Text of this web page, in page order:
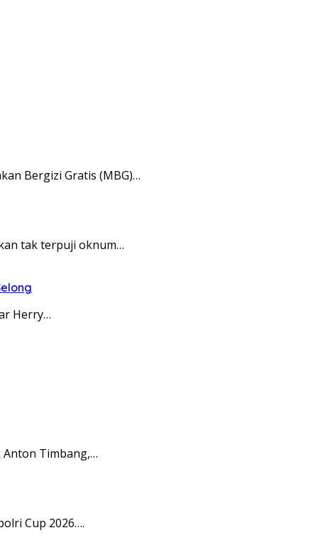
Bergizi Gratis (MBG)…
tak terpuji oknum…
Herry…
Anton Timbang,…
Cup 2026….